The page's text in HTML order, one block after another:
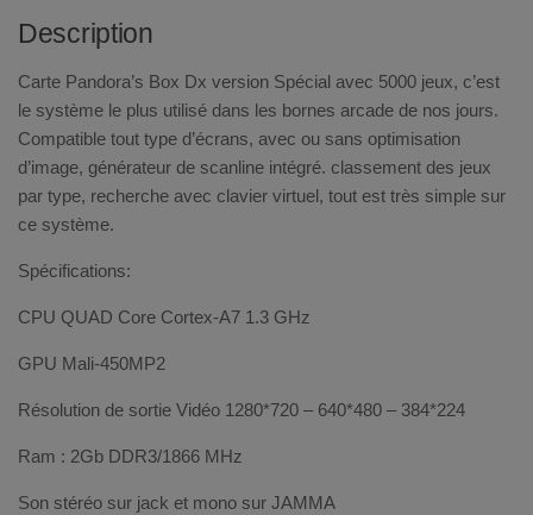
Description
Carte Pandora’s Box Dx version Spécial avec 5000 jeux, c’est
le système le plus utilisé dans les bornes arcade de nos jours.
Compatible tout type d’écrans, avec ou sans optimisation
d’image, générateur de scanline intégré. classement des jeux
par type, recherche avec clavier virtuel, tout est très simple sur
ce système.
Spécifications:
CPU QUAD Core Cortex-A7 1.3 GHz
GPU Mali-450MP2
Résolution de sortie Vidéo 1280*720 – 640*480 – 384*224
Ram : 2Gb DDR3/1866 MHz
Son stéréo sur jack et mono sur JAMMA